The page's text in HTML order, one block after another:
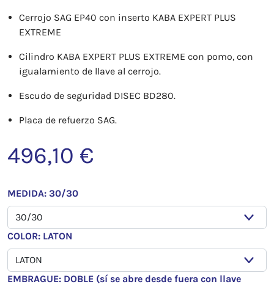
Cerrojo SAG EP40 con inserto KABA EXPERT PLUS
EXTREME
Cilindro KABA EXPERT PLUS EXTREME con pomo, con
igualamiento de llave al cerrojo.
Escudo de seguridad DISEC BD280.
Placa de refuerzo SAG.
496,10 €
MEDIDA: 30/30
COLOR: LATON
EMBRAGUE: DOBLE (sí se abre desde fuera con llave